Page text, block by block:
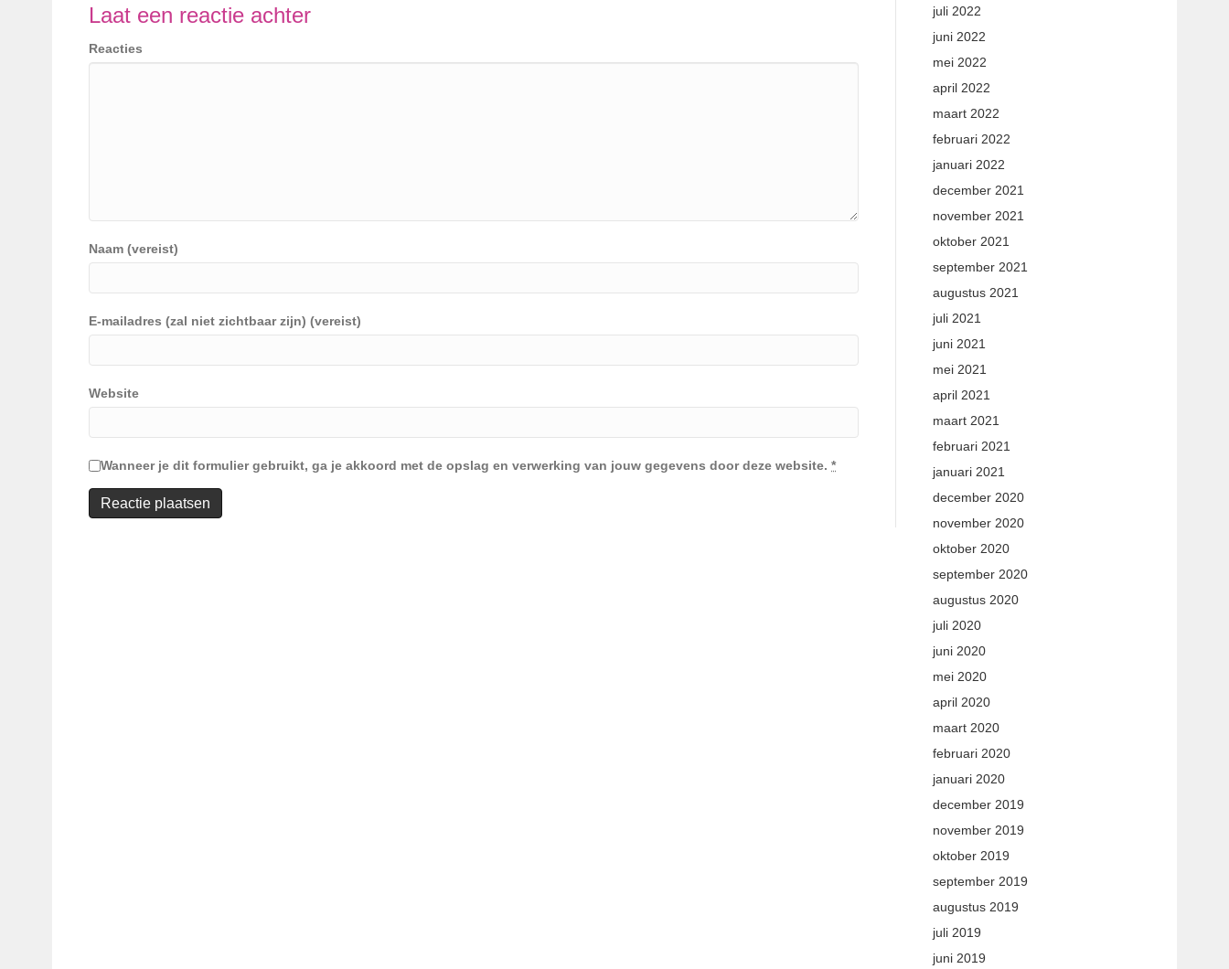
Laat een reactie achter
Reacties
Naam (vereist)
E-mailadres (zal niet zichtbaar zijn) (vereist)
Website
Wanneer je dit formulier gebruikt, ga je akkoord met de opslag en verwerking van jouw gegevens door deze website. *
juli 2022
juni 2022
mei 2022
april 2022
maart 2022
februari 2022
januari 2022
december 2021
november 2021
oktober 2021
september 2021
augustus 2021
juli 2021
juni 2021
mei 2021
april 2021
maart 2021
februari 2021
januari 2021
december 2020
november 2020
oktober 2020
september 2020
augustus 2020
juli 2020
juni 2020
mei 2020
april 2020
maart 2020
februari 2020
januari 2020
december 2019
november 2019
oktober 2019
september 2019
augustus 2019
juli 2019
juni 2019